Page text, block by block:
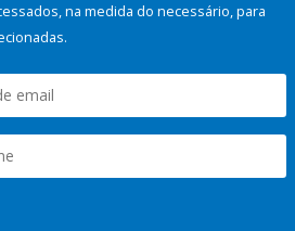
na medida do necessário, para